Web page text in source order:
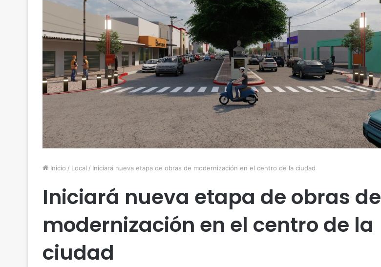
Inicio / Local / Iniciará nueva etapa de obras de modernización en el centro de la ciudad
Iniciará nueva etapa de obras de
modernización en el centro de la
ciudad